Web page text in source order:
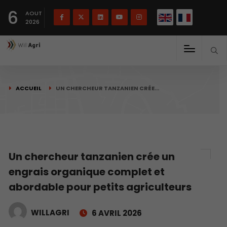
6
AOUT
2026
ACCUEIL UN CHERCHEUR TANZANIEN CRÉE…
Un chercheur tanzanien crée un
engrais organique complet et
abordable pour petits agriculteurs
WILLAGRI 6 AVRIL 2026
Français English(English)